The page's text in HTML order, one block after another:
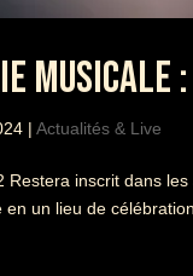
MUSICALE
| Actualités & Live
Restera inscrit dans
en un lieu de